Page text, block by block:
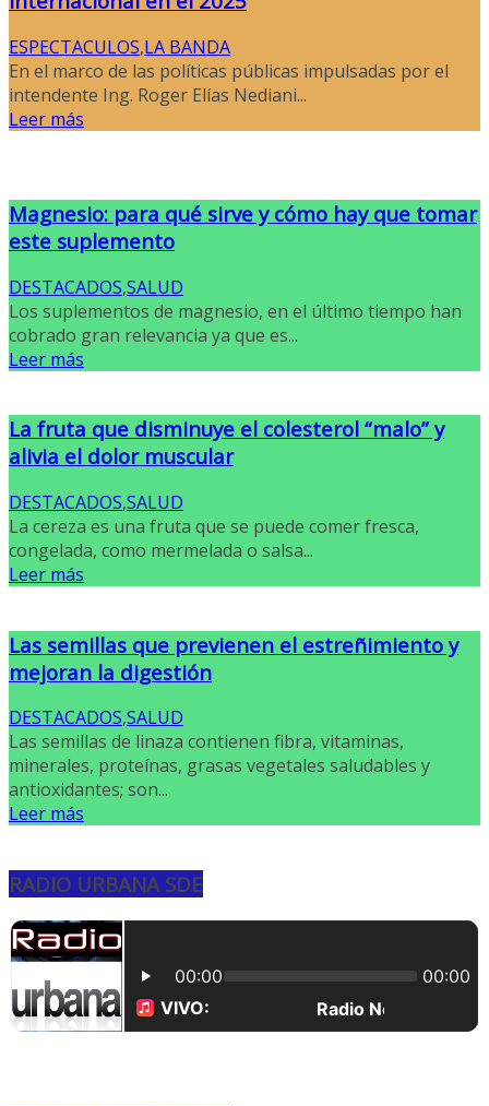
ESPECTACULOS,LA BANDA
En el marco de las políticas públicas impulsadas por el
intendente Ing. Roger Elías Nediani...
Leer más
Magnesio: para qué sirve y cómo hay que tomar
este suplemento
DESTACADOS,SALUD
Los suplementos de magnesio, en el último tiempo han
cobrado gran relevancia ya que es...
Leer más
La fruta que disminuye el colesterol “malo” y
alivia el dolor muscular
DESTACADOS,SALUD
La cereza es una fruta que se puede comer fresca,
congelada, como mermelada o salsa...
Leer más
Las semillas que previenen el estreñimiento y
mejoran la digestión
DESTACADOS,SALUD
Las semillas de linaza contienen fibra, vitaminas,
minerales, proteínas, grasas vegetales saludables y
antioxidantes; son...
Leer más
RADIO URBANA SDE